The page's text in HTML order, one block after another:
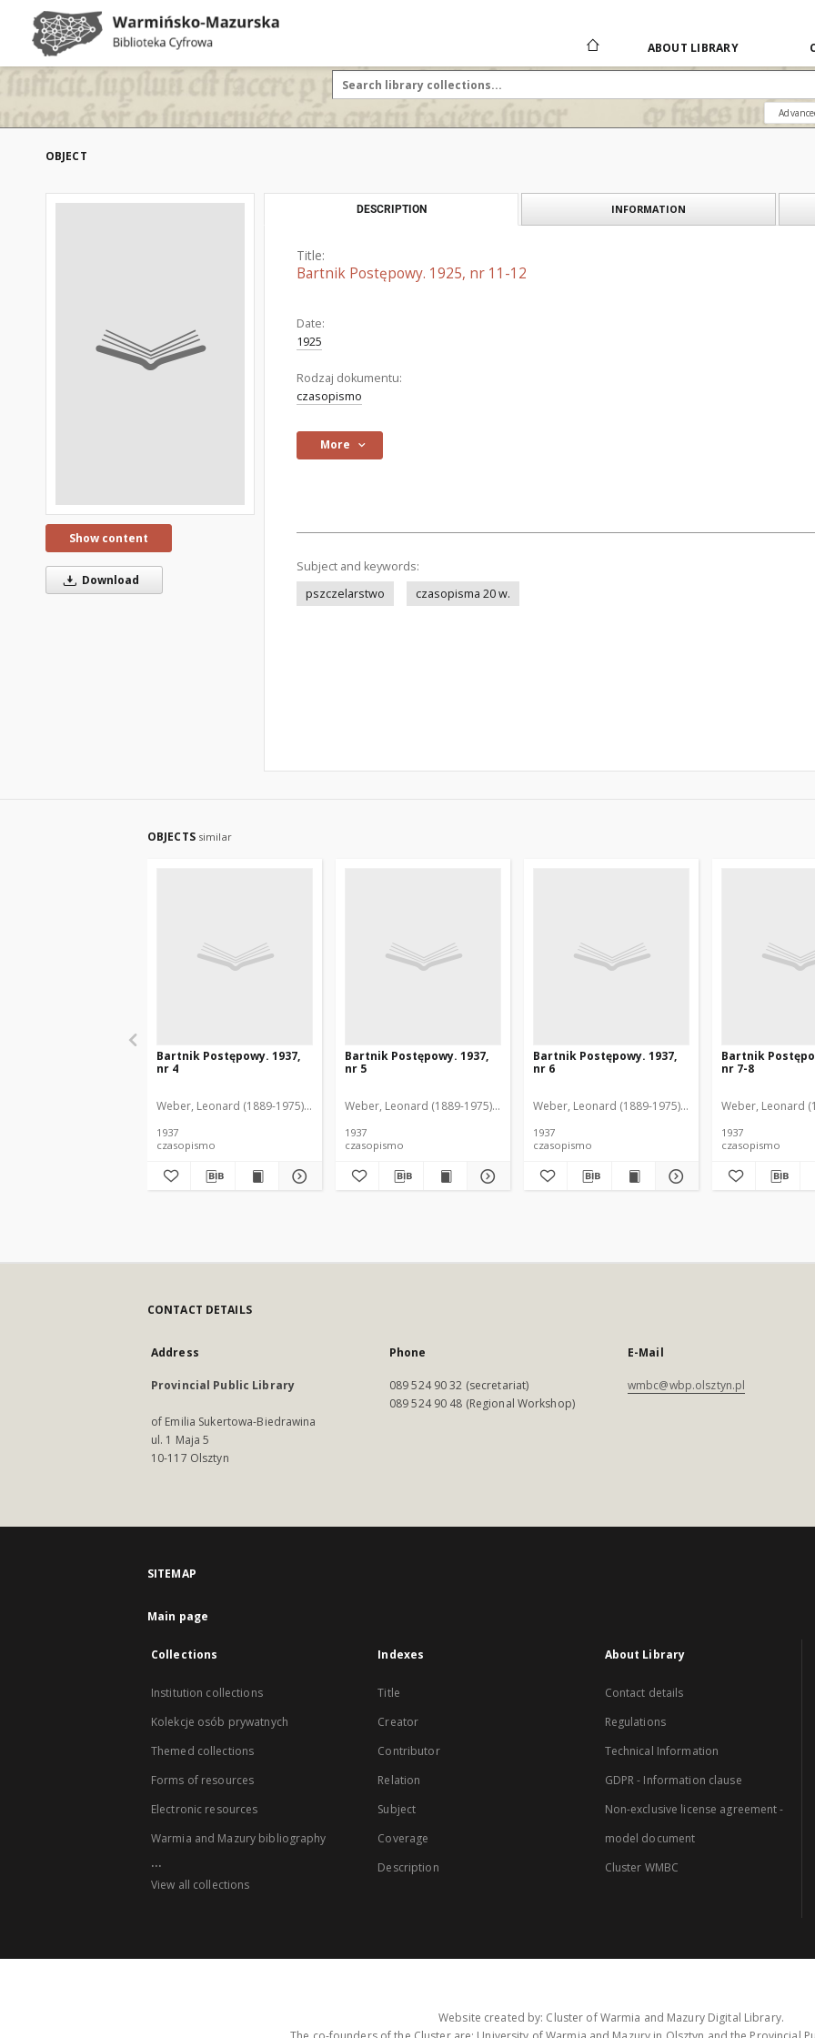
ABOUT LIBRARY
OBJECT
Show content
Download
DESCRIPTION INFORMATION
Title:
Bartnik Postępowy. 1925, nr 11-12
Date:
1925
Rodzaj dokumentu:
czasopismo
More
Subject and keywords:
pszczelarstwo
czasopisma 20 w.
OBJECTS similar
Bartnik Postępowy. 1937,
nr 4
Weber, Leonard (1889-1975). Red. Ciesielski, Teofil (1846-1916). Red.
1937
czasopismo
Bartnik Postępowy. 1937,
nr 5
Weber, Leonard (1889-1975). Red. Ciesielski, Teofil (1846-1916). Red.
1937
czasopismo
Bartnik Postępowy. 1937,
nr 6
Weber, Leonard (1889-1975). Red. Ciesielski, Teofil
1937
czasopismo
Bartnik
nr 7-8
Weber, Leonard
1937
czasopismo
CONTACT DETAILS
Address
Provincial Public Library
of Emilia Sukertowa-Biedrawina
ul. 1 Maja 5
10-117 Olsztyn
Phone
089 524 90 32 (secretariat)
089 524 90 48 (Regional Workshop)
E-Mail
wmbc@wbp.olsztyn.pl
SITEMAP
Main page
Collections
Institution collections
Kolekcje osób prywatnych
Themed collections
Forms of resources
Electronic resources
Warmia and Mazury bibliography
...
View all collections
Indexes
Title
Creator
Contributor
Relation
Subject
Coverage
Description
About Library
Contact details
Regulations
Technical Information
GDPR - Information clause
Non-exclusive license agreement -
model document
Cluster WMBC
Website created by: Cluster of Warmia and Mazury Digital Library.